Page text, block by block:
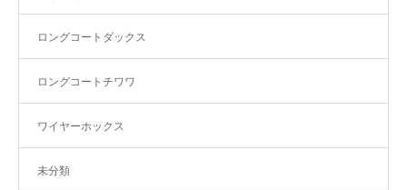
ロングコートダックス
ロングコートチワワ
ワイヤーホックス
未分類